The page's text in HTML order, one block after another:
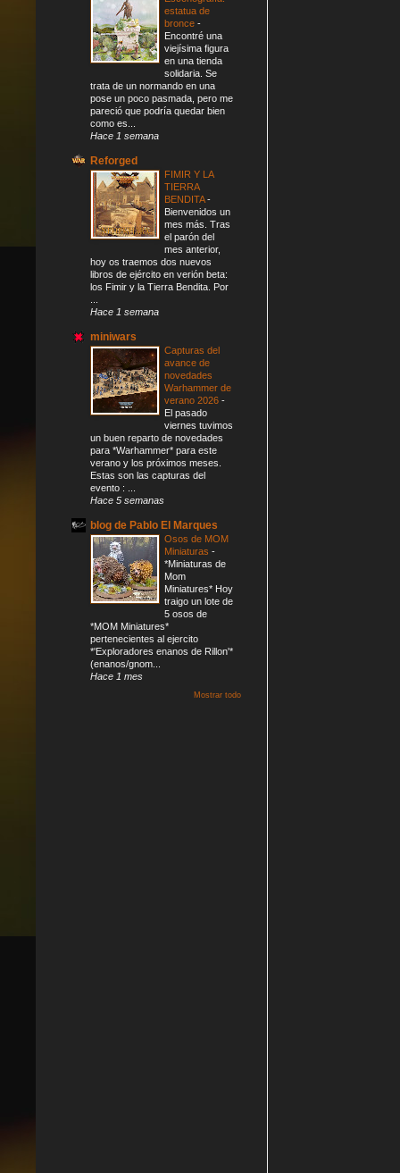
estatua de
bronce -
Encontré una
viejísima figura
en una tienda
solidaria. Se
trata de un normando en una
pose un poco pasmada, pero me
pareció que podría quedar bien
como es...
Hace 1 semana
Reforged
FIMIR Y LA
TIERRA
BENDITA-
Bienvenidos un
mes más. Tras
el parón del
mes anterior,
hoy os traemos dos nuevos
libros de ejército en verión beta:
los Fimir y la Tierra Bendita. Por
Hace 1 semana
miniwars
Capturas del
avance de
novedades
Warhammer de
verano 2026 -
El pasado
viernes tuvimos
un buen reparto de novedades
para *Warhammer* para este
verano y los próximos meses.
Estas son las capturas del
evento : ...
Hace 5 semanas
blog de Pablo El Marques
Osos de MOM
Miniaturas -
*Miniaturas de
Mom
Miniatures* Hoy
traigo un lote de
5 osos de
*MOM Miniatures*
pertenecientes al ejercito
*'Exploradores enanos de Rillon'*
(enanos/gnom...
Hace 1 mes
Mostrar todo